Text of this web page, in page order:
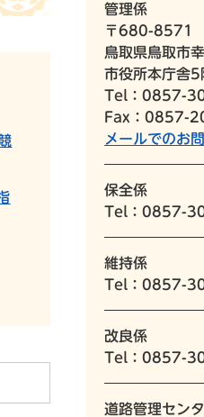
管理係
〒680-8571
鳥取県鳥取市
市役所本庁舎5
Tel：0857-
Fax：0857-
メールでのお
保全係
Tel：0857-
維持係
Tel：0857-
改良係
Tel：0857-
道路管理セン